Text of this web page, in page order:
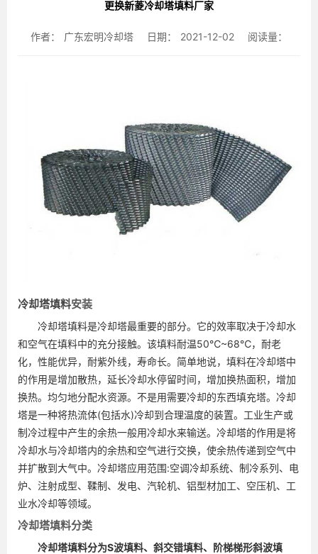
更换新菱冷却塔填料厂家
作者： 广东宏明冷却塔 日期： 2021-12-02 阅读量：
冷却塔填料安装
冷却塔填料是冷却塔最重要的部分。它的效率取决于冷却水
和空气在填料中的充分接触。该填料耐温50℃~68℃，耐老
化，性能优异，耐紫外线，寿命长。简单地说，填料在冷却塔中
的作用是增加散热，延长冷却水停留时间，增加换热面积，增加
换热。均匀地分配水资源。不是用需要冷却的东西填充塔。冷却
塔是一种将热流体(包括水)冷却到合理温度的装置。工业生产或
制冷过程中产生的余热一般用冷却水来输送。冷却塔的作用是将
冷却水与冷却塔内的余热和空气进行交换，使余热传递到空气中
并扩散到大气中。冷却塔应用范围:空调冷却系统、制冷系列、电
炉、注射成型、鞣制、发电、汽轮机、铝型材加工、空压机、工
业水冷却等领域。
冷却塔填料分类
冷却塔填料分为S波填料、斜交错填料、阶梯梯形斜波填